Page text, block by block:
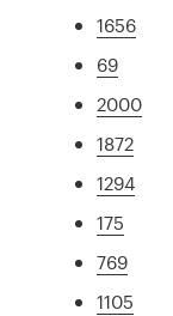
1656
69
2000
1872
1294
175
769
1105